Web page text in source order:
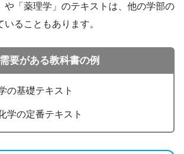
や「薬理学」のテキストは、他の学部の
ることもあります。
需要がある教科書の例
の基礎テキスト
学の定番テキスト